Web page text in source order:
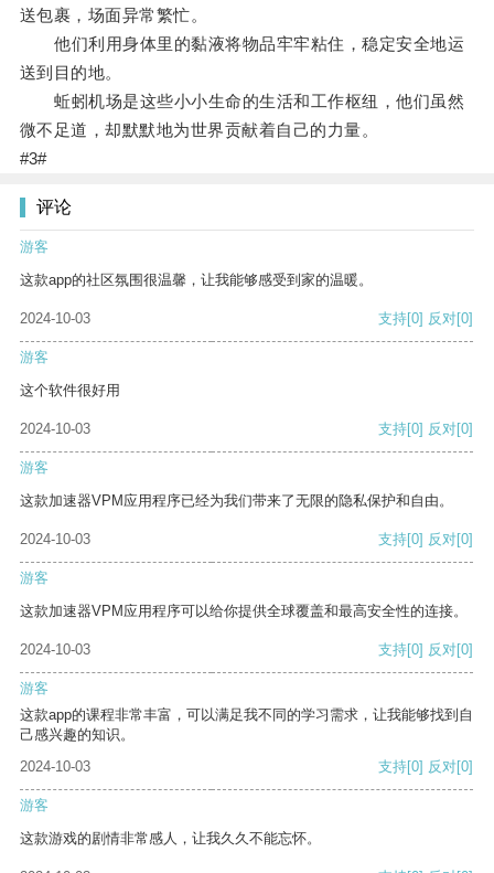
送包裹，场面异常繁忙。
他们利用身体里的黏液将物品牢牢粘住，稳定安全地运
送到目的地。
蚯蚓机场是这些小小生命的生活和工作枢纽，他们虽然
微不足道，却默默地为世界贡献着自己的力量。
#3#
评论
游客
这款app的社区氛围很温馨，让我能够感受到家的温暖。
2024-10-03 支持[0] 反对[0]
游客
这个软件很好用
2024-10-03 支持[0] 反对[0]
游客
这款加速器VPM应用程序已经为我们带来了无限的隐私保护和自由。
2024-10-03 支持[0] 反对[0]
游客
这款加速器VPM应用程序可以给你提供全球覆盖和最高安全性的连接。
2024-10-03 支持[0] 反对[0]
游客
这款app的课程非常丰富，可以满足我不同的学习需求，让我能够找到自
己感兴趣的知识。
2024-10-03
支持[0] 反对[0]
游客
这款游戏的剧情非常感人，让我久久不能忘怀。